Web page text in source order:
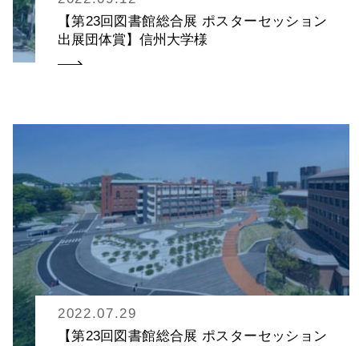
【第23回図書館総合展 ポスターセッション
出展団体賞】信州大学様
2022.07.29
【第23回図書館総合展 ポスターセッション